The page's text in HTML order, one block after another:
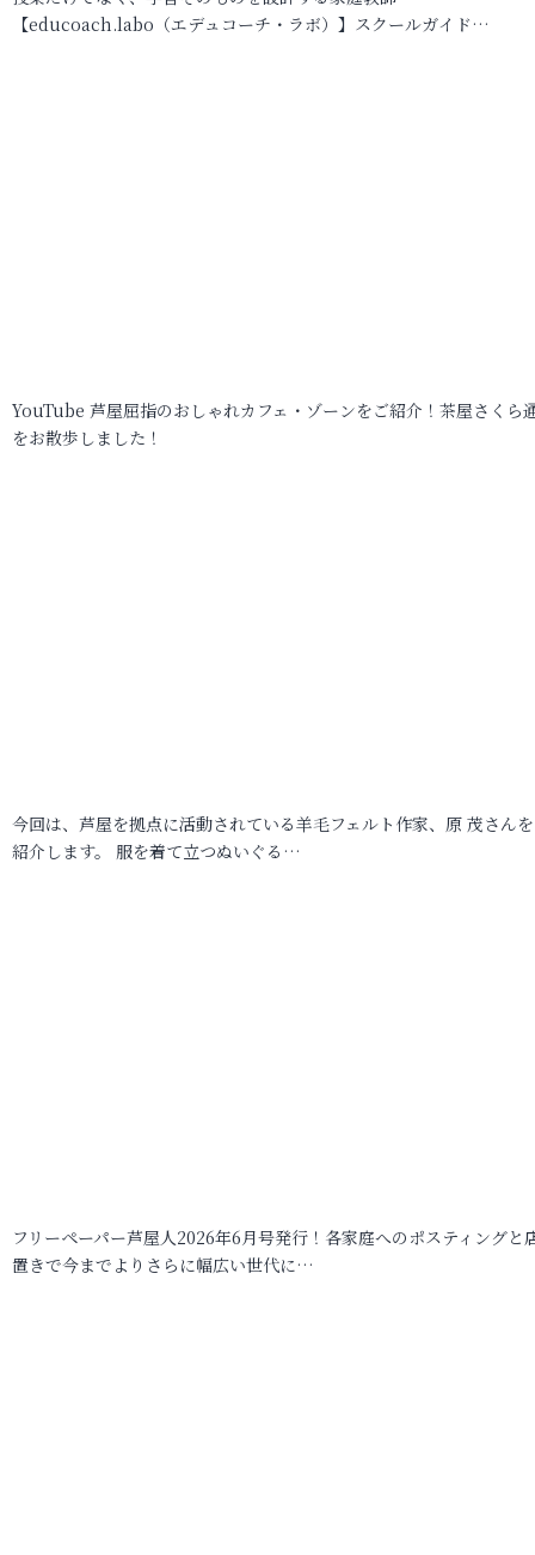
【educoach.labo（エデュコーチ・ラボ）】スクールガイド…
YouTube 芦屋屈指のおしゃれカフェ・ゾーンをご紹介！茶屋さくら
をお散歩しました！
今回は、芦屋を拠点に活動されている羊毛フェルト作家、原 茂さん
紹介します。 服を着て立つぬいぐる…
フリーペーパー芦屋人2026年6月号発行！各家庭へのポスティングと
置きで今までよりさらに幅広い世代に…